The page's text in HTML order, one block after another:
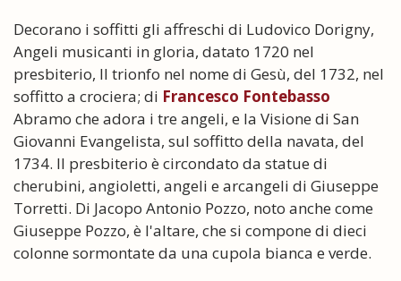
Decorano i soffitti gli affreschi di Ludovico Dorigny,
Angeli musicanti in gloria, datato 1720 nel
presbiterio, Il trionfo nel nome di Gesù, del 1732, nel
soffitto a crociera; di Francesco Fontebasso
Abramo che adora i tre angeli, e la Visione di San
Giovanni Evangelista, sul soffitto della navata, del
1734. Il presbiterio è circondato da statue di
cherubini, angioletti, angeli e arcangeli di Giuseppe
Torretti. Di Jacopo Antonio Pozzo, noto anche come
Giuseppe Pozzo, è l'altare, che si compone di dieci
colonne sormontate da una cupola bianca e verde.